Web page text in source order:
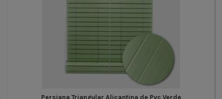
Persiana Triangular Alicantina de Pvc Verde